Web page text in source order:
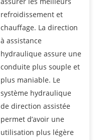
refroidissement et
chauffage. La direction
à assistance
hydraulique assure une
conduite plus souple et
plus maniable. Le
système hydraulique
de direction assistée
permet d’avoir une
utilisation plus légère